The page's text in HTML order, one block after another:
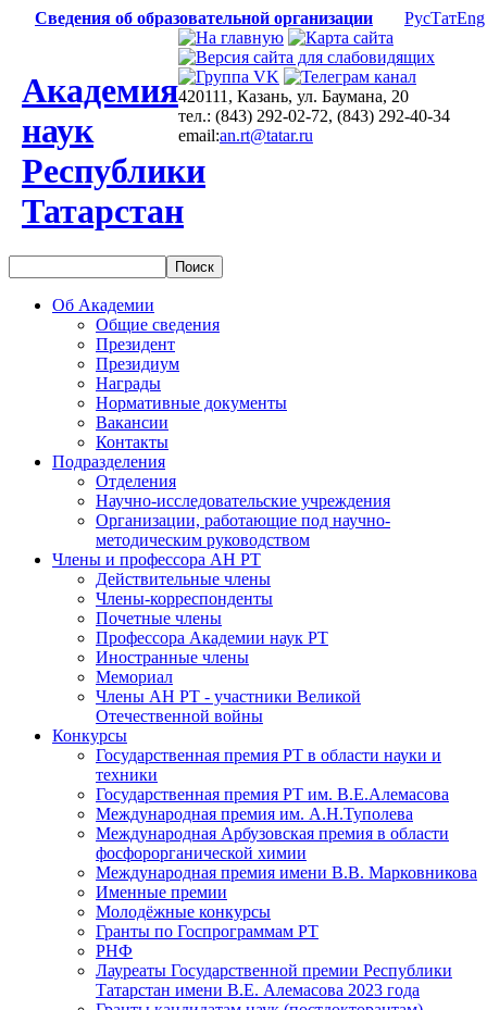
Сведения об образовательной организации РусТатEng
Академия
наук
Республики
Татарстан
420111, Казань, ул. Баумана, 20
тел.: (843) 292-02-72, (843) 292-40-34
email:an.rt@tatar.ru
Об Академии
Общие сведения
Президент
Президиум
Награды
Нормативные документы
Вакансии
Контакты
Подразделения
Отделения
Научно-исследовательские учреждения
Организации, работающие под научно-
методическим руководством
Члены и профессора АН РТ
Действительные члены
Члены-корреспонденты
Почетные члены
Профессора Академии наук РТ
Иностранные члены
Мемориал
Члены АН РТ - участники Великой
Отечественной войны
Конкурсы
Государственная премия РТ в области науки и
техники
Государственная премия РТ им. В.Е.Алемасова
Международная премия им. А.Н.Туполева
Международная Арбузовская премия в области
фосфорорганической химии
Международная премия имени В.В. Марковникова
Именные премии
Молодёжные конкурсы
Гранты по Госпрограммам РТ
РНФ
Лауреаты Государственной премии Республики
Татарстан имени В.Е. Алемасова 2023 года